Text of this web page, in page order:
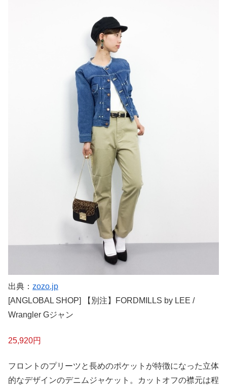
出典： zozo.jp
[ANGLOBAL SHOP] 【別注】FORDMILLS by LEE /
Wrangler Gジャン
25,920円
フロントのプリーツと長めのポケットが特徴になった立体
的なデザインのデニムジャケット。カットオフの襟元は程